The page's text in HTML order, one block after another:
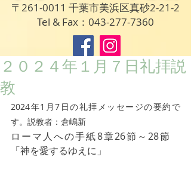
〒261-0011 千葉市美浜区真砂2-21-2
Tel & Fax：043-277-7360
２０２４年１月７日礼拝説
教
2024年1月7日の礼拝メッセージの要約で
す。説教者：倉嶋新
ローマ人への手紙8章26節～28節
「神を愛するゆえに」